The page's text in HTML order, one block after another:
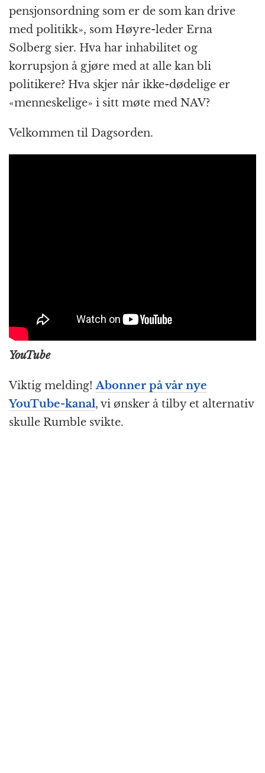
pensjonsordning som er de som kan drive
med politikk», som Høyre-leder Erna
Solberg sier. Hva har inhabilitet og
korrupsjon å gjøre med at alle kan bli
politikere? Hva skjer når ikke-dødelige er
«menneskelige» i sitt møte med NAV?
Velkommen til Dagsorden.
YouTube
Viktig melding!Abonner på vår nye
YouTube-kanal, vi ønsker å tilby et alternativ
skulle Rumble svikte.